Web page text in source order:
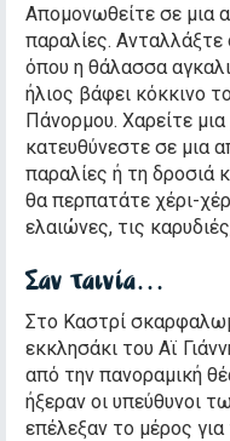
Απομονωθείτε σε μια
παραλίες. Ανταλλάξτε
όπου η θάλασσα
ήλιος βάφει κόκκινο
Πάνορμου. Χαρείτε
κατευθύνεστε σε μια
παραλίες ή τη δροσιά
θα περπατάτε χέρι-
ελαιώνες, τις
Σαν ταινία…
Στο Καστρί
εκκλησάκι του Αϊ
από την πανοραμική
ήξεραν οι υπεύθυνοι
επέλεξαν το μέρος